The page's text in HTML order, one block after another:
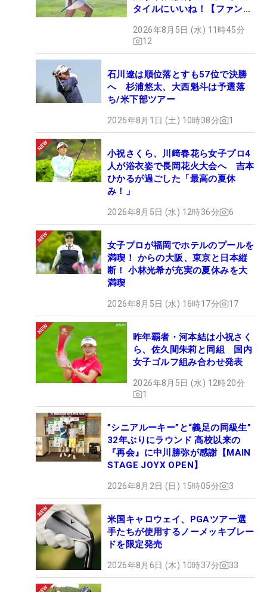
タイルにいいね！【ファンが
2026年8月5日 (水) 11時45分
12
石川遼は順位落とすも57位で決勝
へ 杉浦悠太、大西魁斗は予選落
ち/米下部ツアー
2026年8月1日 (土) 10時38分 1
小祝さくら、川﨑春花ら女子プロ4
人が浴衣姿で長岡花火大会へ 吉本
ひかるが過ごした「最高の夏休
み！」
2026年8月5日 (水) 12時36分 6
女子プロが福岡でホテルのプールを
満喫！ からの大阪、東京と日本縦
断！ 小林光希が充実の夏休みを大
満喫
2026年8月5日 (水) 16時17分 17
昨年覇者・河本結は小祝さく
ら、佐久間朱莉と同組 国内
女子ゴルフ組み合わせ発表
2026年8月5日 (水) 12時20分
1
”シニアルーキー”と“義足の同級生”
32年ぶりにラウンド 高校以来の
『再会』に中川勝弥が感謝【MAIN
STAGE JOYX OPEN】
2026年8月2日 (日) 15時05分 3
米国キャロウェイ、PGAツアー選
手たちが使用するノーメッキブレー
ドを限定発売
2026年8月6日 (木) 10時37分 33